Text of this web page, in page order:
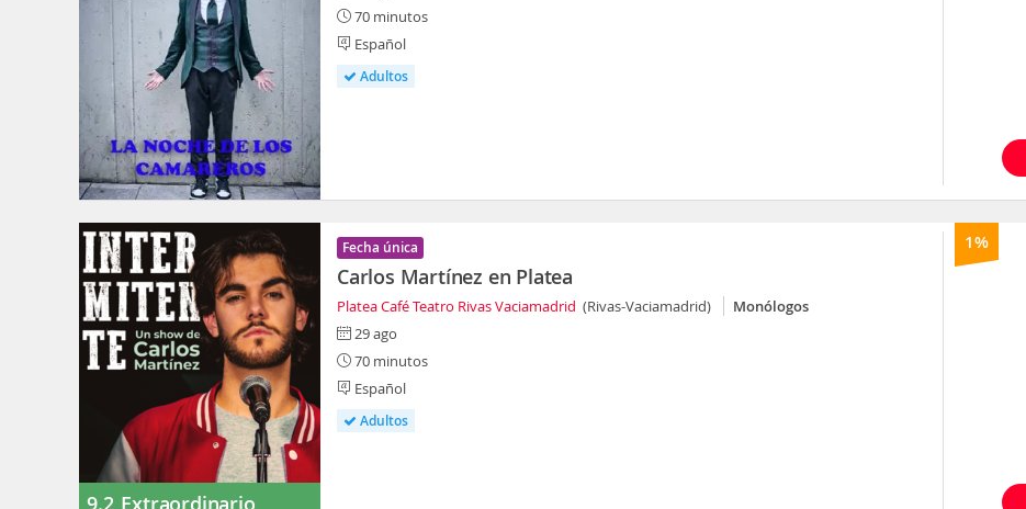
70 minutos
Español
Adultos
1%
Fecha única
Carlos Martínez en Platea
Platea Café Teatro Rivas Vaciamadrid (Rivas-Vaciamadrid)
Monólogos
29 ago
70 minutos
Español
Adultos